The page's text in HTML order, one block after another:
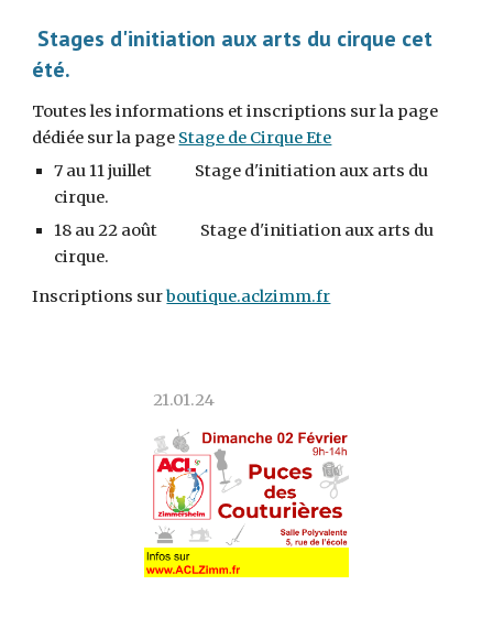
Stages d'initiation aux arts du cirque cet
été.
Toutes les informations et inscriptions sur la page
dédiée surla page Stage de Cirque Ete
7 au 11juillet Stage d'initiation aux arts du
cirque.
18 au 22 août Stage d'initiation aux arts du
cirque.
Inscriptions surboutique.aclzimm.fr
21.01.24